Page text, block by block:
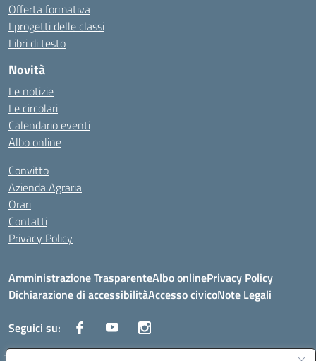
Offerta formativa
I progetti delle classi
Libri di testo
Novità
Le notizie
Le circolari
Calendario eventi
Albo online
Convitto
Azienda Agraria
Orari
Contatti
Privacy Policy
Amministrazione TrasparenteAlbo onlinePrivacy Policy
Dichiarazione di accessibilitàAccesso civicoNote Legali
Seguici su: